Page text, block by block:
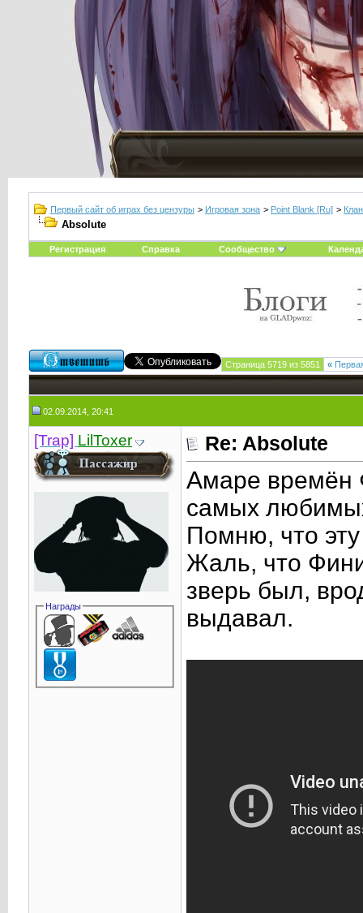
Первый сайт об играх без цензуры > Игровая зона > Point Blank [Ru] >
Absolute
Регистрация Справка Сообщество
Страница 5719 из 5851 «
02.09.2014, 20:41
[Trap] LilToxer
Награды
Re: Absolute
Амаре времён
самых
Помню, что
Жаль, что
зверь был,
выдавал.